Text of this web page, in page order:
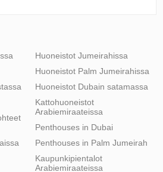
Huoneistot Jumeirahissa
Huoneistot Palm Jumeirahissa
Huoneistot Dubain satamassa
Kattohuoneistot
Arabiemiraateissa
Penthouses in Dubai
Penthouses in Palm Jumeirah
Kaupunkipientalot
Arabiemiraateissa